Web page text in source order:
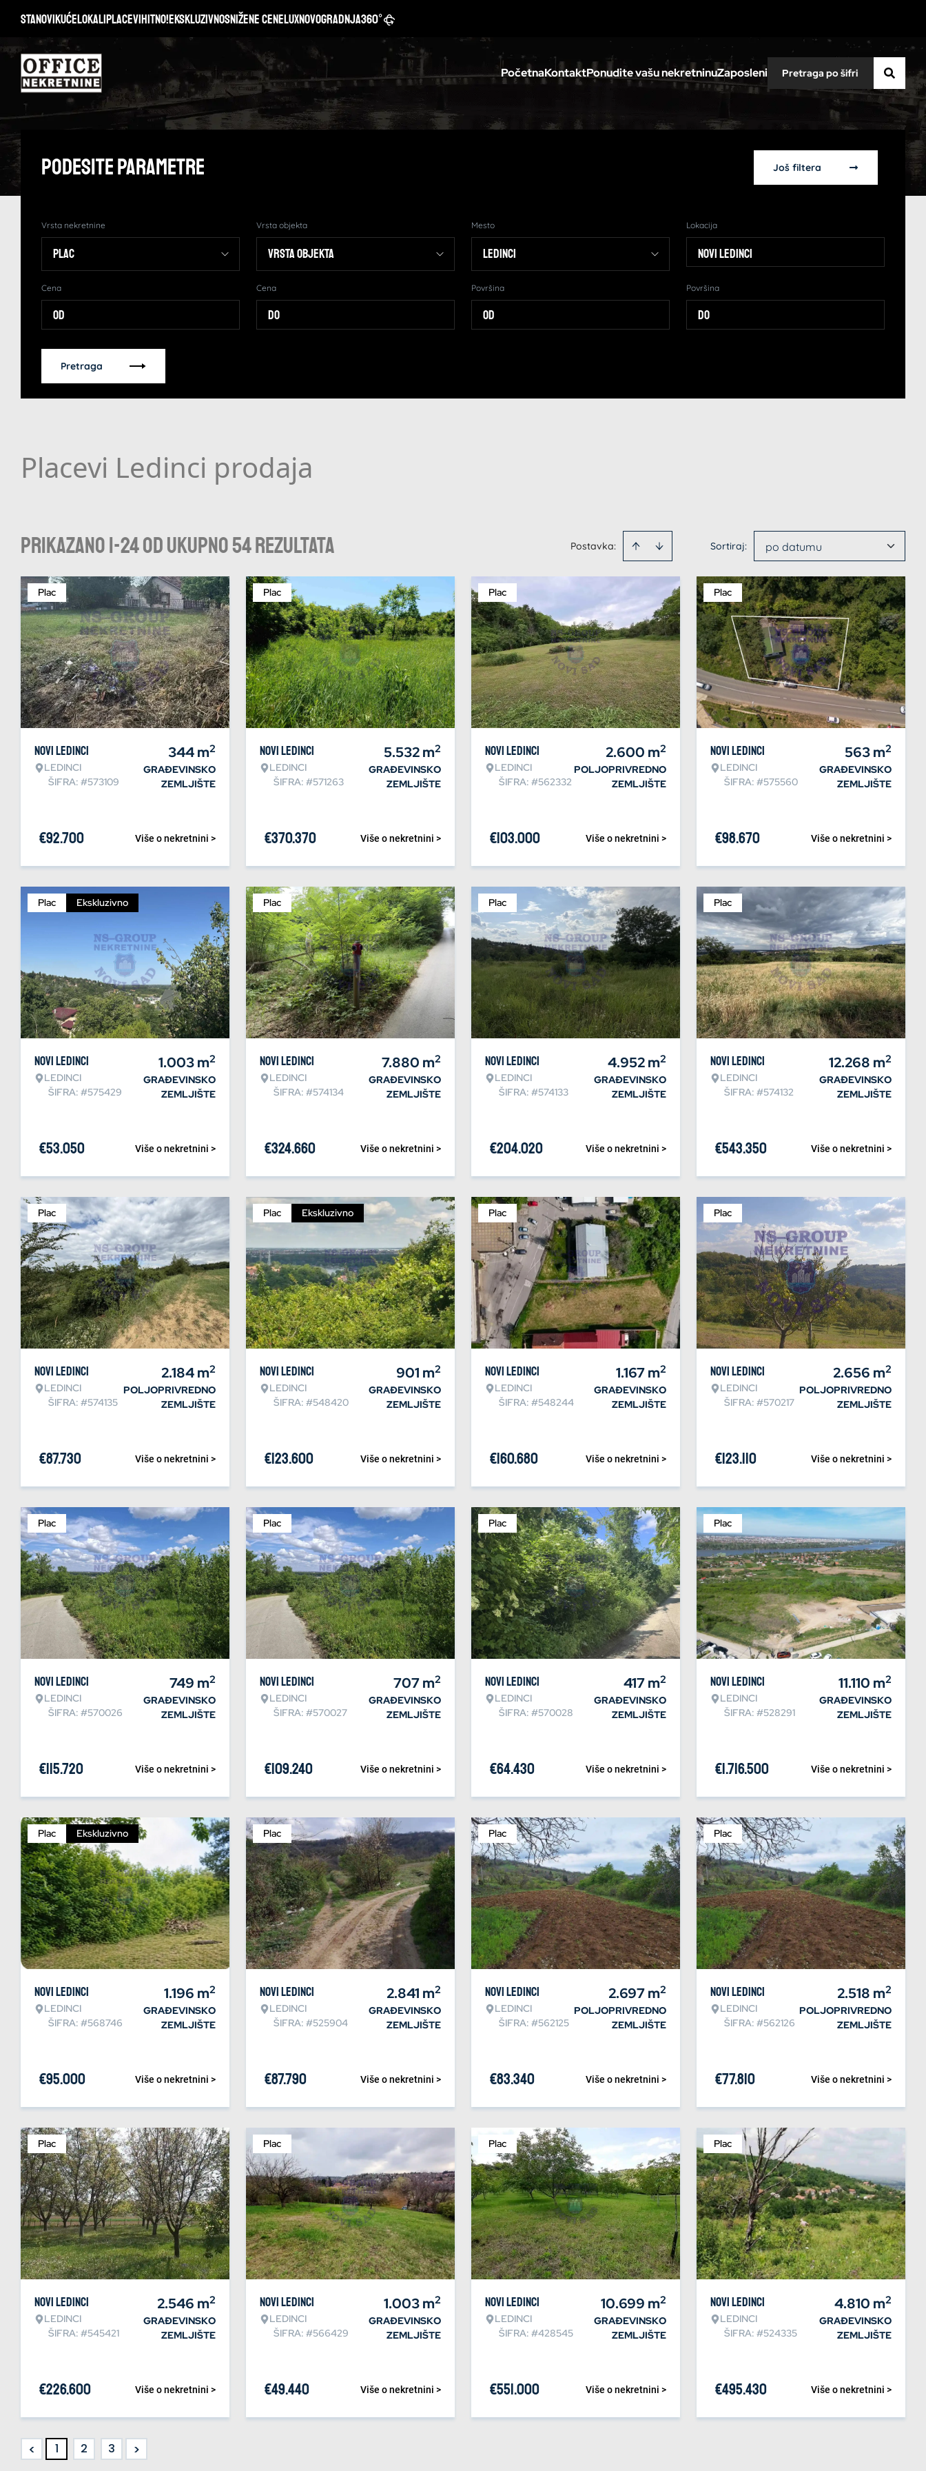
StanoviKućeLokaliPlaceviHitno!EkskluzivnoSnižene ceneLuxNovogradnja360°
PočetnaKontaktPonudite vašu nekretninuZaposleni
Podesite Parametre Još filtera
Vrsta nekretnine Vrsta objekta Mesto Lokacija
Novi Ledinci
Cena Cena Površina Površina
Pretraga
Placevi Ledinci prodaja
Prikazano 1-24 od ukupno 54 rezultata Postavka: Sortiraj: po datumu
Plac
Novi Ledinci
LEDINCI
ŠIFRA: #573109
344m2
GRAĐEVINSKO
ZEMLJIŠTE
Više o nekretnini >
€92.700
Plac
Novi Ledinci
LEDINCI
ŠIFRA: #571263
5.532m2
GRAĐEVINSKO
ZEMLJIŠTE
Više o nekretnini >
€370.370
Plac
Novi Ledinci
LEDINCI
ŠIFRA: #562332
2.600 m2
POLJOPRIVREDNO
ZEMLJIŠTE
Više o nekretnini >
€103.000
Plac
Novi Ledinci
LEDINCI
ŠIFRA: #575560
563m2
GRAĐEVINSKO
ZEMLJIŠTE
Više o nekretnini >
€98.670
Plac Ekskluzivno
Novi Ledinci
LEDINCI
ŠIFRA: #575429
1.003m2
GRAĐEVINSKO
ZEMLJIŠTE
Više o nekretnini >
€53.050
Plac
Novi Ledinci
LEDINCI
ŠIFRA: #574134
7.880 m2
GRAĐEVINSKO
ZEMLJIŠTE
Više o nekretnini >
€324.660
Plac
Novi Ledinci
LEDINCI
ŠIFRA: #574133
4.952m2
GRAĐEVINSKO
ZEMLJIŠTE
Više o nekretnini >
€204.020
Plac
Novi Ledinci
LEDINCI
ŠIFRA: #574132
12.268 m2
GRAĐEVINSKO
ZEMLJIŠTE
Više o nekretnini >
€543.350
Plac
Novi Ledinci
LEDINCI
ŠIFRA: #574135
2.184m2
POLJOPRIVREDNO
ZEMLJIŠTE
Više o nekretnini >
€87.730
Plac Ekskluzivno
Novi Ledinci
LEDINCI
ŠIFRA: #548420
901 m2
GRAĐEVINSKO
ZEMLJIŠTE
Više o nekretnini >
€123.600
Plac
Novi Ledinci
LEDINCI
ŠIFRA: #548244
1.167m2
GRAĐEVINSKO
ZEMLJIŠTE
Više o nekretnini >
€160.680
Plac
Novi Ledinci
LEDINCI
ŠIFRA: #570217
2.656 m2
POLJOPRIVREDNO
ZEMLJIŠTE
Više o nekretnini >
€123.110
Plac
Novi Ledinci
LEDINCI
ŠIFRA: #570026
749 m2
GRAĐEVINSKO
ZEMLJIŠTE
Više o nekretnini >
€115.720
Plac
Novi Ledinci
LEDINCI
ŠIFRA: #570027
707m2
GRAĐEVINSKO
ZEMLJIŠTE
Više o nekretnini >
€109.240
Plac
Novi Ledinci
LEDINCI
ŠIFRA: #570028
417m2
GRAĐEVINSKO
ZEMLJIŠTE
Više o nekretnini >
€64.430
Plac
Novi Ledinci
LEDINCI
ŠIFRA: #528291
11.110 m2
GRAĐEVINSKO
ZEMLJIŠTE
Više o nekretnini >
€1.716.500
Plac Ekskluzivno
Novi Ledinci
LEDINCI
ŠIFRA: #568746
1.196 m2
GRAĐEVINSKO
ZEMLJIŠTE
Više o nekretnini >
€95.000
Plac
Novi Ledinci
LEDINCI
ŠIFRA: #525904
2.841 m2
GRAĐEVINSKO
ZEMLJIŠTE
Više o nekretnini >
€87.790
Plac
Novi Ledinci
LEDINCI
ŠIFRA: #562125
2.697m2
POLJOPRIVREDNO
ZEMLJIŠTE
Više o nekretnini >
€83.340
Plac
Novi Ledinci
LEDINCI
ŠIFRA: #562126
2.518 m2
POLJOPRIVREDNO
ZEMLJIŠTE
Više o nekretnini >
€77.810
Plac
Novi Ledinci
LEDINCI
ŠIFRA: #545421
2.546 m2
GRAĐEVINSKO
ZEMLJIŠTE
Više o nekretnini >
€226.600
Plac
Novi Ledinci
LEDINCI
ŠIFRA: #566429
1.003m2
GRAĐEVINSKO
ZEMLJIŠTE
Više o nekretnini >
€49.440
Plac
Novi Ledinci
LEDINCI
ŠIFRA: #428545
10.699 m2
GRAĐEVINSKO
ZEMLJIŠTE
Više o nekretnini >
€551.000
Plac
Novi Ledinci
LEDINCI
ŠIFRA: #524335
4.810 m2
GRAĐEVINSKO
ZEMLJIŠTE
Više o nekretnini >
€495.430
< 1 2 3 >